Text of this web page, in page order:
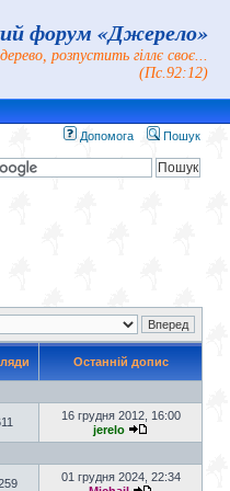
форум «Джерело»
розпустить гіллє своє...
(Пс.92:12)
Допомога Пошук
Останній допис
16 грудня 2012, 16:00
jerelo
01 грудня 2024, 22:34